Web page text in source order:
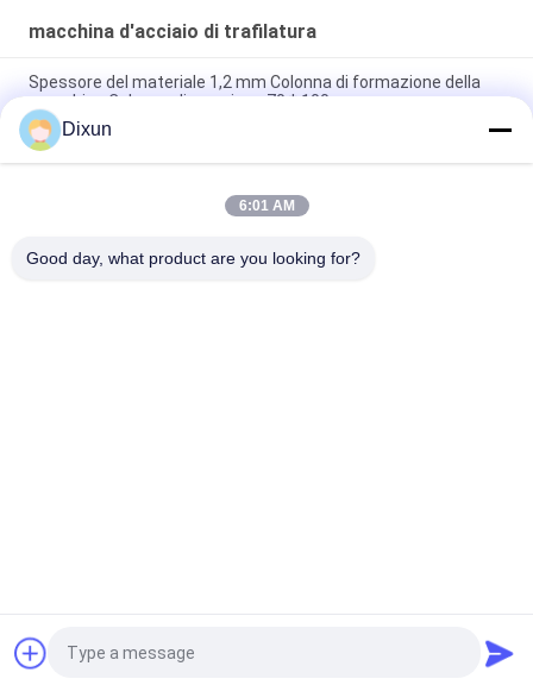
macchina d'acciaio di trafilatura
Spessore del materiale 1,2 mm Colonna di formazione della
macchina Colonna dimensione 70 * 100 mm
Inlet 6.5mm Outlet 2.7mm Copper Wire Drawing Machine
Velocità 180m / min Motore 15kw
Motore 15kw Macchina di disegno del filo di acciaio a
Richiedi un preventivo
Dixun
6:01 AM
Good day, what product are you looking for?